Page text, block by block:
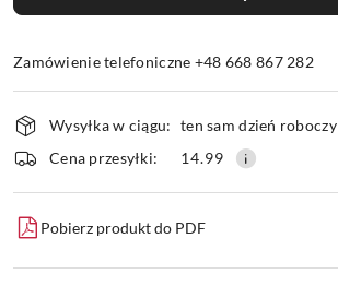
Zamówienie telefoniczne +48 668 867 282
Wyślij
Dostępność
i
dostawa
Wysyłka w ciągu: ten sam dzień roboczy
Cena przesyłki:
14.99
Pobierz produkt do PDF